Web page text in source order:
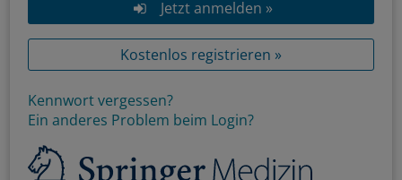
Jetzt anmelden »
Kostenlos registrieren »
Kennwort vergessen?
Ein anderes Problem beim Login?